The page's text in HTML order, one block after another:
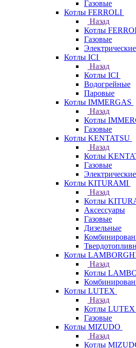
Газовые
Котлы FERROLI
Назад
Котлы
Газовые
Электрические
Котлы ICI
Назад
Котлы ICI
Водогрейные
Паровые
Котлы IMMERGAS
Назад
Котлы
Газовые
Котлы KENTATSU
Назад
Котлы
Газовые
Электрические
Котлы KITURAMI
Назад
Котлы
Аксессуары
Газовые
Дизельные
Котлы
Назад
Котлы
Котлы LUTEX
Назад
Котлы LUTEX
Газовые
Котлы MIZUDO
Назад
Котлы